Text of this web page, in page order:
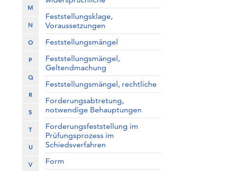
M
N
O
P
Q
R
S
T
U
V
Feststellungsklage,
Voraussetzungen
Feststellungsmängel
Feststellungsmängel,
Geltendmachung
Feststellungsmängel, rechtliche
Forderungsabtretung,
notwendige Behauptungen
Forderungsfeststellung im
Prüfungsprozess im
Schiedsverfahren
Form